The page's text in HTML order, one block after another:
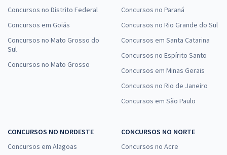
Concursos no Distrito Federal
Concursos em Goiás
Concursos no Mato Grosso do
Sul
Concursos no Mato Grosso
Concursos no Paraná
Concursos no Rio Grande do Sul
Concursos em Santa Catarina
Concursos no Espírito Santo
Concursos em Minas Gerais
Concursos no Rio de Janeiro
Concursos em São Paulo
CONCURSOS NO NORDESTE
Concursos em Alagoas
CONCURSOS NO NORTE
Concursos no Acre